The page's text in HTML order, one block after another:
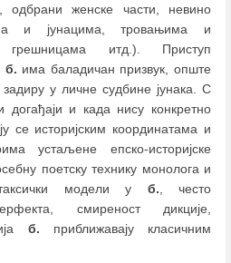
одбрани женске части, невино
и јунацима, тровањима и
грешницама итд.). Приступ
б. има баладичан призвук, опште
у личне судбине јунака. С
догађаји и када нису конкретно
се историјским координатама и
устаљене епско-историјске
поетску технику монолога и
модели у б. , често
смиреност дикције,
б. приближавају класичним